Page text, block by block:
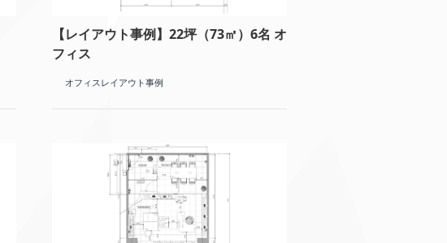
【レイアウト事例】22坪（73㎡）6名 オ
フィス
オフィスレイアウト事例